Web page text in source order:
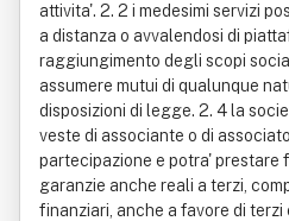
attivita'. 2. 2 i medesimi servizi
a distanza o avvalendosi di
raggiungimento degli scopi
assumere mutui di qualunque
disposizioni di legge. 2. 4 la
veste di associante o di
partecipazione e potra' prestare
garanzie anche reali a terzi,
finanziari, anche a favore di terzi